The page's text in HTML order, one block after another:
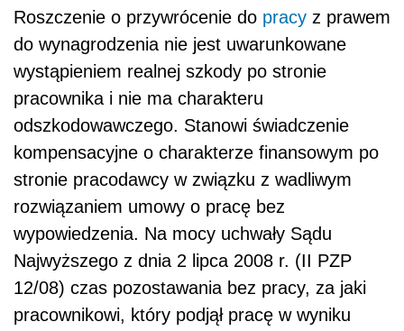
Roszczenie o przywrócenie do pracy z prawem
do wynagrodzenia nie jest uwarunkowane
wystąpieniem realnej szkody po stronie
pracownika i nie ma charakteru
odszkodowawczego. Stanowi świadczenie
kompensacyjne o charakterze finansowym po
stronie pracodawcy w związku z wadliwym
rozwiązaniem umowy o pracę bez
wypowiedzenia. Na mocy uchwały Sądu
Najwyższego z dnia 2 lipca 2008 r. (II PZP
12/08) czas pozostawania bez pracy, za jaki
pracownikowi, który podjął pracę w wyniku